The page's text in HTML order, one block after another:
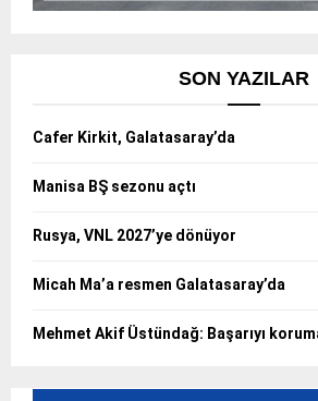
SON YAZILAR
Cafer Kirkit, Galatasaray’da
Manisa BŞ sezonu açtı
Rusya, VNL 2027’ye dönüyor
Micah Ma’a resmen Galatasaray’da
Mehmet Akif Üstündağ: Başarıyı